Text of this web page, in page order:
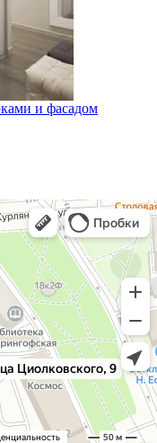
и фасадом